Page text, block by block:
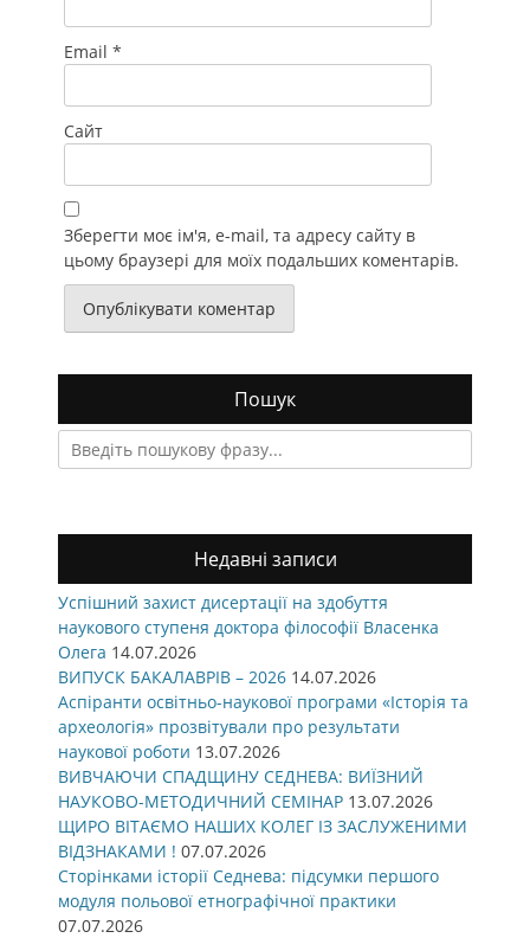
Email *
Сайт
Зберегти моє ім'я, e-mail, та адресу сайту в
цьому браузері для моїх подальших коментарів.
Пошук
Search
for:
Недавні записи
Успішний захист дисертації на здобуття
наукового ступеня доктора філософії Власенка
Олега 14.07.2026
ВИПУСК БАКАЛАВРІВ – 2026 14.07.2026
Аспіранти освітньо-наукової програми «Історія та
археологія» прозвітували про результати
наукової роботи 13.07.2026
ВИВЧАЮЧИ СПАДЩИНУ СЕДНЕВА: ВИЇЗНИЙ
НАУКОВО-МЕТОДИЧНИЙ СЕМІНАР 13.07.2026
ЩИРО ВІТАЄМО НАШИХ КОЛЕГ ІЗ ЗАСЛУЖЕНИМИ
ВІДЗНАКАМИ ! 07.07.2026
Сторінками історії Седнева: підсумки першого
модуля польової етнографічної практики
07.07.2026